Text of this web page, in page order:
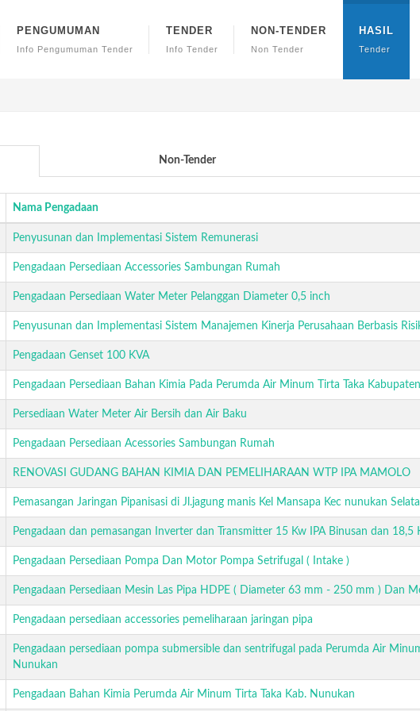
PENGUMUMAN
Info Pengumuman Tender
TENDER
Info Tender
NON-TENDER
Non Tender
HASIL
Tender
Non-Tender
Nama Pengadaan
Penyusunan dan Implementasi Sistem Remunerasi
Pengadaan Persediaan Accessories Sambungan Rumah
Pengadaan Persediaan Water Meter Pelanggan Diameter 0,5 inch
Penyusunan dan Implementasi Sistem Manajemen Kinerja Perusahaan Berbasis
Pengadaan Genset 100 KVA
Pengadaan Persediaan Bahan Kimia Pada Perumda Air Minum Tirta Taka
Persediaan Water Meter Air Bersih dan Air Baku
Pengadaan Persediaan Acessories Sambungan Rumah
RENOVASI GUDANG BAHAN KIMIA DAN PEMELIHARAAN WTP IPA MAMOLO
Pemasangan Jaringan Pipanisasi di Jl.jagung manis Kel Mansapa Kec nunukan
Pengadaan dan pemasangan Inverter dan Transmitter 15 Kw IPA Binusan dan 18,5
Pengadaan Persediaan Pompa Dan Motor Pompa Setrifugal ( Intake )
Pengadaan Persediaan Mesin Las Pipa HDPE ( Diameter 63 mm - 250 mm ) Dan
Pengadaan persediaan accessories pemeliharaan jaringan pipa
Pengadaan persediaan pompa submersible dan sentrifugal pada Perumda Air
Nunukan
Pengadaan Bahan Kimia Perumda Air Minum Tirta Taka Kab. Nunukan